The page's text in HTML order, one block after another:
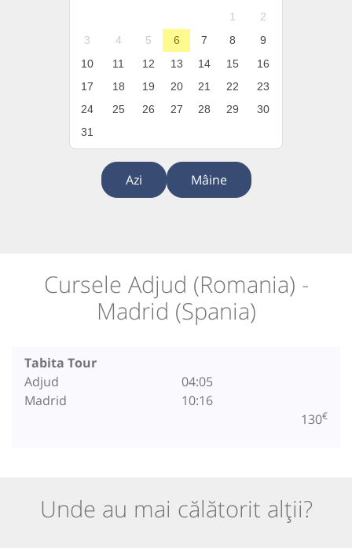
1
2
3
4 5 6 7 8
9
10
11 12 13 14 15
16
17
18 19 20 21 22
23
24
25 26 27 28 29
30
31
Azi Mâine
Cursele Adjud (Romania) -
Madrid (Spania)
Tabita Tour
Adjud
Madrid
04:05
10:16
130€
Unde au mai călătorit alții?